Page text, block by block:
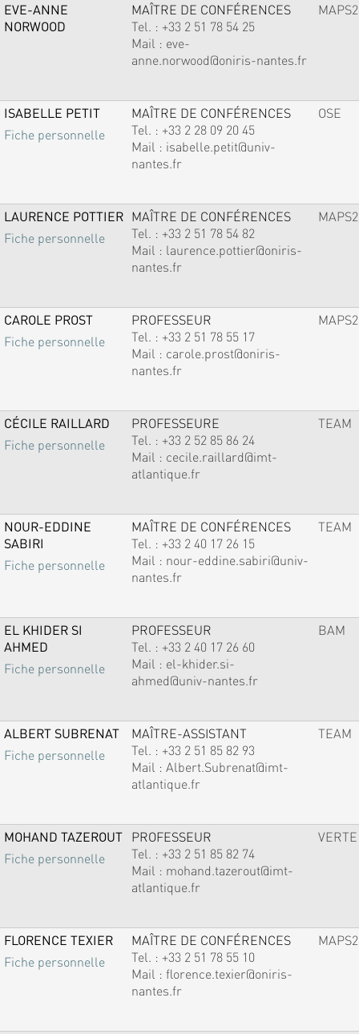
EVE-ANNE
NORWOOD
MAÎTRE DE CONFÉRENCES
Tel. : +33 2 51 78 54 25
Mail : eve-
anne.norwood@oniris-nantes.fr
MAPS2
ISABELLE PETIT
Fiche personnelle
MAÎTRE DE CONFÉRENCES
Tel. : +33 2 28 09 20 45
Mail : isabelle.petit@univ-
nantes.fr
OSE
LAURENCE POTTIER
Fiche personnelle
MAÎTRE DE CONFÉRENCES
Tel. : +33 2 51 78 54 82
Mail : laurence.pottier@oniris-
nantes.fr
MAPS2
CAROLE PROST
Fiche personnelle
PROFESSEUR
Tel. : +33 2 51 78 55 17
Mail : carole.prost@oniris-
nantes.fr
MAPS2
CÉCILE RAILLARD
Fiche personnelle
PROFESSEURE
Tel. : +33 2 52 85 86 24
Mail : cecile.raillard@imt-
atlantique.fr
TEAM
NOUR-EDDINE
SABIRI
Fiche personnelle
MAÎTRE DE CONFÉRENCES
Tel. : +33 2 40 17 26 15
Mail : nour-eddine.sabiri@univ-
nantes.fr
TEAM
EL KHIDER SI
AHMED
Fiche personnelle
PROFESSEUR
Tel. : +33 2 40 17 26 60
Mail : el-khider.si-
ahmed@univ-nantes.fr
BAM
ALBERT SUBRENAT
Fiche personnelle
MAÎTRE-ASSISTANT
Tel. : +33 2 51 85 82 93
Mail : Albert.Subrenat@imt-
atlantique.fr
TEAM
MOHAND TAZEROUT
Fiche personnelle
PROFESSEUR
Tel. : +33 2 51 85 82 74
Mail : mohand.tazerout@imt-
atlantique.fr
VERTE
FLORENCE TEXIER
Fiche personnelle
MAÎTRE DE CONFÉRENCES
Tel. : +33 2 51 78 55 10
Mail : florence.texier@oniris-
nantes.fr
MAPS2